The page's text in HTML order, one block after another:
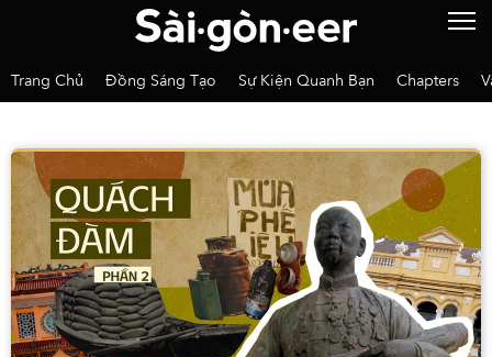
Trang Chủ Đồng Sáng Tạo Sự Kiện Quanh Bạn Chapters